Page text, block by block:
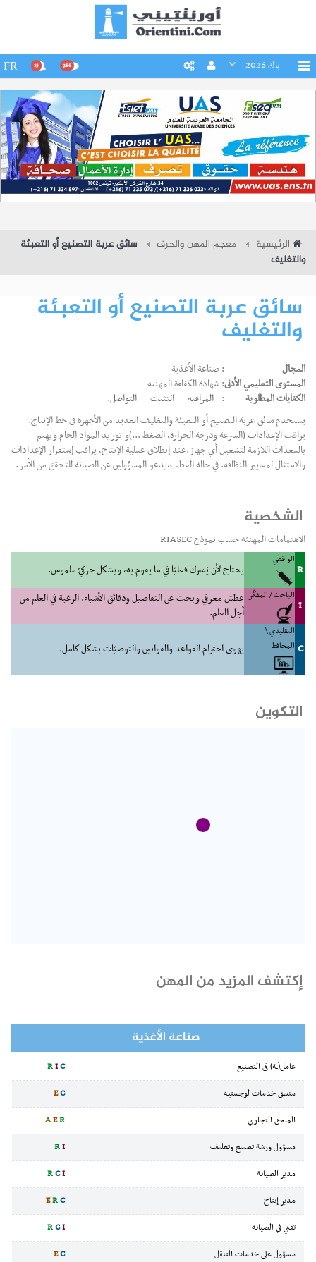
باك 2026 266
15
FR
الرئيسية معجم المهن والحرف
سائق عربة التصنيع أو التعبئة
والتغليف
سائق عربة التصنيع أو التعبئة
والتغليف
المجال
: صناعة الأغذية
المستوى التعليمي الأدنى: شهادة الكفاءة المهنية
الكفايات المطلوبة
: المراقبة التثبت
التواصل.
يستخدم سائق عربة التصنيع أو التعبئة والتغليف العديد من الأجهزة في خط الإنتاج.
يراقب الإعدادات (السرعة ودرجة الحرارة، الضغط ...)و توريد المواد الخام ويهتم
بالمعدات اللازمة لتشغيل أي جهاز.عند إنطلاق عملية الإنتاج، يراقب إستقرار الإعدادات
والامتثال لمعايير النظافة. في حالة العطب،يدعو المسؤولين عن الصيانة للتحقق من الأمر.
الشخصية
الاهتمامات المهنيّة حسب نموذج RIASEC
R
الواقعي
يحتاج لأن يَشرك فعليّا في ما يقوم به، وبشكل حركيّ ملموس.
I
الباحث / المفكّر عطش معرفي وبحث عن التفاصيل ودقائق الأشياء. الرغبة في العلم من
أجل العلم.
C
التقليدي \
المحافظ
يهوى احترام القواعد والقوانين والتوصيّات بشكل كامل.
التكوين
إكتشف المزيد من المهن
صناعة الأغذية
عامل(ـة) في التصنيع RIC
منسق خدمات لوجستية
EC
الملحق التجاري
AER
مسؤول ورشة تصنيع وتغليف
RI
مدير الصيانة
RCI
مدير إنتاج
ERC
تقني في الصيانة
RCI
مسؤول على خدمات التنقل
EC